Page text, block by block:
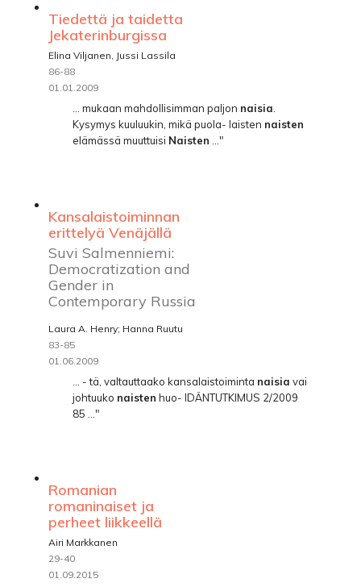
Tiedettä ja taidetta
Jekaterinburgissa
Elina Viljanen, Jussi Lassila
86-88
01.01.2009
... mukaan mahdollisimman paljon naisia
Kysymys kuuluukin, mikä puola- laisten naisten
elämässä muuttuisi Naisten ..."
Kansalaistoiminnan
erittelyä Venäjällä
Suvi Salmenniemi:
Democratization and
Gender in
Contemporary Russia
Laura A. Henry; Hanna Ruutu
83-85
01.06.2009
... - tä, valtauttaako kansalaistoiminta naisia vai
johtuuko naisten huo- IDÄNTUTKIMUS 2/2009
85 ..."
Romanian
romaninaiset ja
perheet liikkeellä
Airi Markkanen
29-40
01.09.2015